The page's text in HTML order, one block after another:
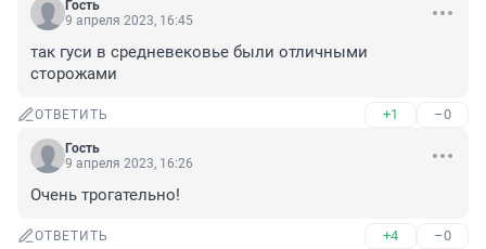
Гость
9 апреля 2023, 16:45
так гуси в средневековье были отличными
сторожами
ОТВЕТИТЬ +1 –0
Гость
9 апреля 2023, 16:26
Очень трогательно!
ОТВЕТИТЬ +4 –0